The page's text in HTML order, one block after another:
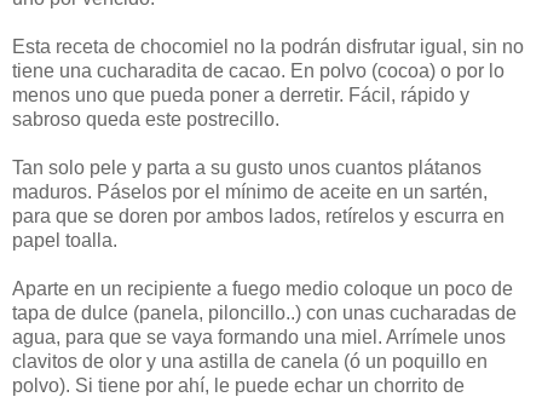
Esta receta de chocomiel no la podrán disfrutar igual, sin no
tiene una cucharadita de cacao. En polvo (cocoa) o por lo
menos uno que pueda poner a derretir. Fácil, rápido y
sabroso queda este postrecillo.
Tan solo pele y parta a su gusto unos cuantos plátanos
maduros. Páselos por el mínimo de aceite en un sartén,
para que se doren por ambos lados, retírelos y escurra en
papel toalla.
Aparte en un recipiente a fuego medio coloque un poco de
tapa de dulce (panela, piloncillo..) con unas cucharadas de
agua, para que se vaya formando una miel. Arrímele unos
clavitos de olor y una astilla de canela (ó un poquillo en
polvo). Si tiene por ahí, le puede echar un chorrito de